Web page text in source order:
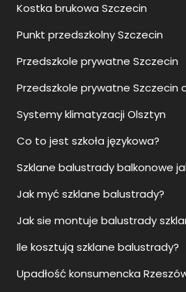
Kostka brukowa Szczecin
Punkt przedszkolny Szczecin
Przedszkole prywatne Szczecin
Przedszkole prywatne Szczecin
Systemy klimatyzacji Olsztyn
Co to jest szkoła językowa?
Szklane balustrady balkonowe
Jak myć szklane balustrady?
Jak sie montuje balustrady
Ile kosztują szklane balustrady?
Upadłość konsumencka